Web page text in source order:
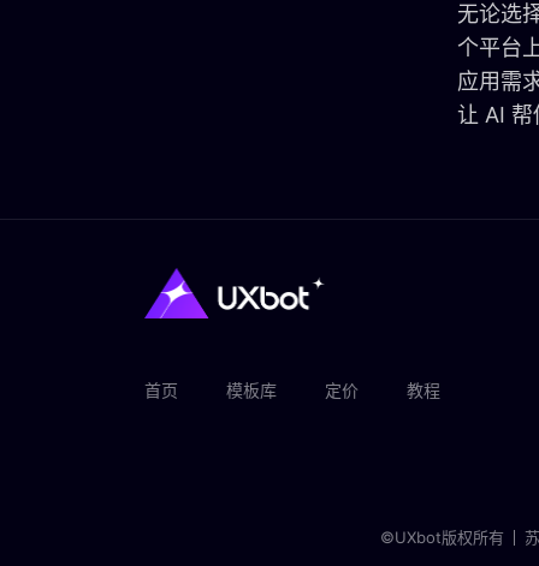
无论选
个平台
应用需
让 AI 帮
首页 模板库 定价 教程
©UXbot版权所有